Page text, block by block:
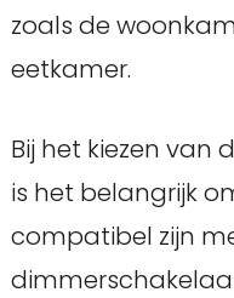
zoals de
eetkamer.
Bij het kiezen van
is het belangrijk
compatibel zijn